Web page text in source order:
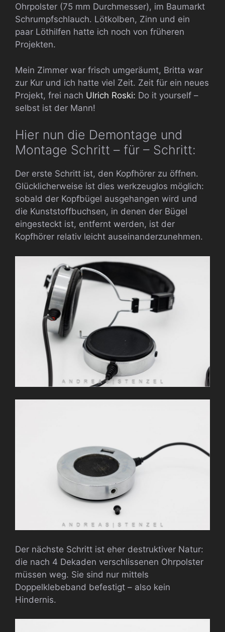
Ohrpolster (75 mm Durchmesser), im Baumarkt
Schrumpfschlauch. Lötkolben, Zinn und ein
paar Löthilfen hatte ich noch von früheren
Projekten.
Mein Zimmer war frisch umgeräumt, Britta war
zur Kur und ich hatte viel Zeit. Zeit für ein neues
Projekt, frei nach Ulrich Roski: Do it yourself –
selbst ist der Mann!
Hier nun die Demontage und
Montage Schritt – für – Schritt:
Der erste Schritt ist, den Kopfhörer zu öffnen.
Glücklicherweise ist dies werkzeuglos möglich:
sobald der Kopfbügel ausgehangen wird und
die Kunststoffbuchsen, in denen der Bügel
eingesteckt ist, entfernt werden, ist der
Kopfhörer relativ leicht auseinanderzunehmen.
Der nächste Schritt ist eher destruktiver Natur:
die nach 4 Dekaden verschlissenen Ohrpolster
müssen weg. Sie sind nur mittels
Doppelklebeband befestigt – also kein
Hindernis.